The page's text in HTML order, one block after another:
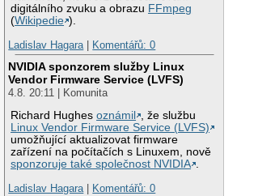
digitálního zvuku a obrazu FFmpeg
(Wikipedie ).
Ladislav Hagara| Komentářů: 0
NVIDIA sponzorem služby Linux
Vendor Firmware Service (LVFS)
4.8. 20:11 | Komunita
Richard Hughesoznámil
, že službu
Linux Vendor Firmware Service (LVFS)
umožňující aktualizovat firmware
zařízení na počítačích s Linuxem, nově
sponzoruje také společnost NVIDIA .
Ladislav Hagara| Komentářů: 0